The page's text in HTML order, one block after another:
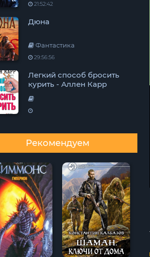
21:52:42
Дюна
Фантастика
29:56:56
Легкий способ бросить
курить - Аллен Карр
Рекомендуем